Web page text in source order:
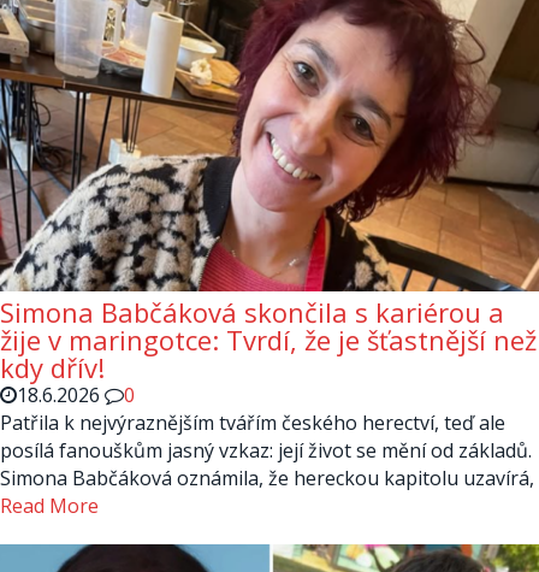
Simona Babčáková skončila s kariérou a
žije v maringotce: Tvrdí, že je šťastnější než
kdy dřív!
18.6.2026
0
Patřila k nejvýraznějším tvářím českého herectví, teď ale
posílá fanouškům jasný vzkaz: její život se mění od základů.
Simona Babčáková oznámila, že hereckou kapitolu uzavírá,
Read More